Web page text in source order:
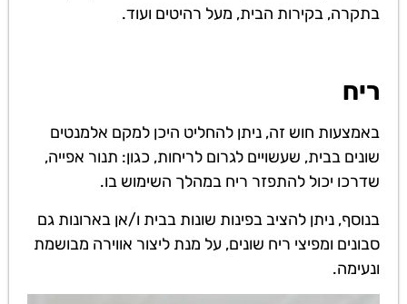
בתקרה, בקירות הבית, מעל רהיטים ועוד.
ריח
באמצעות חוש זה, ניתן להחליט היכן למקם אלמנטים
שונים בבית, שעשויים לגרום לריחות, כגון: תנור אפייה,
שדרכו יכול להתפזר ריח במהלך השימוש בו.
בנוסף, ניתן להציב בפינות שונות בבית ו/אן בארונות גם
סבונים ומפיצי ריח שונים, על מנת ליצור אווירה מבושמת
ונעימה.